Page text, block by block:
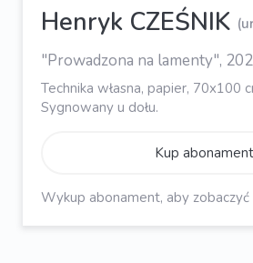
Henryk CZEŚNIK
"Prowadzona na lamenty",
Technika własna, papier, 70x100
Sygnowany u dołu.
Kup abonament
Wykup abonament, aby